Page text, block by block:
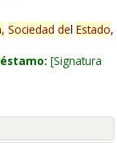
Sociedad del Estado,
Signatura